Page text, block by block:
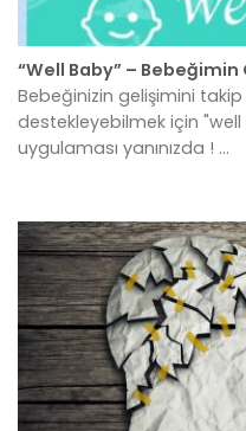
“Well Baby” –
Bebeğinizin gelişimini
destekleyebilmek için
uygulaması yanınızda ! ...